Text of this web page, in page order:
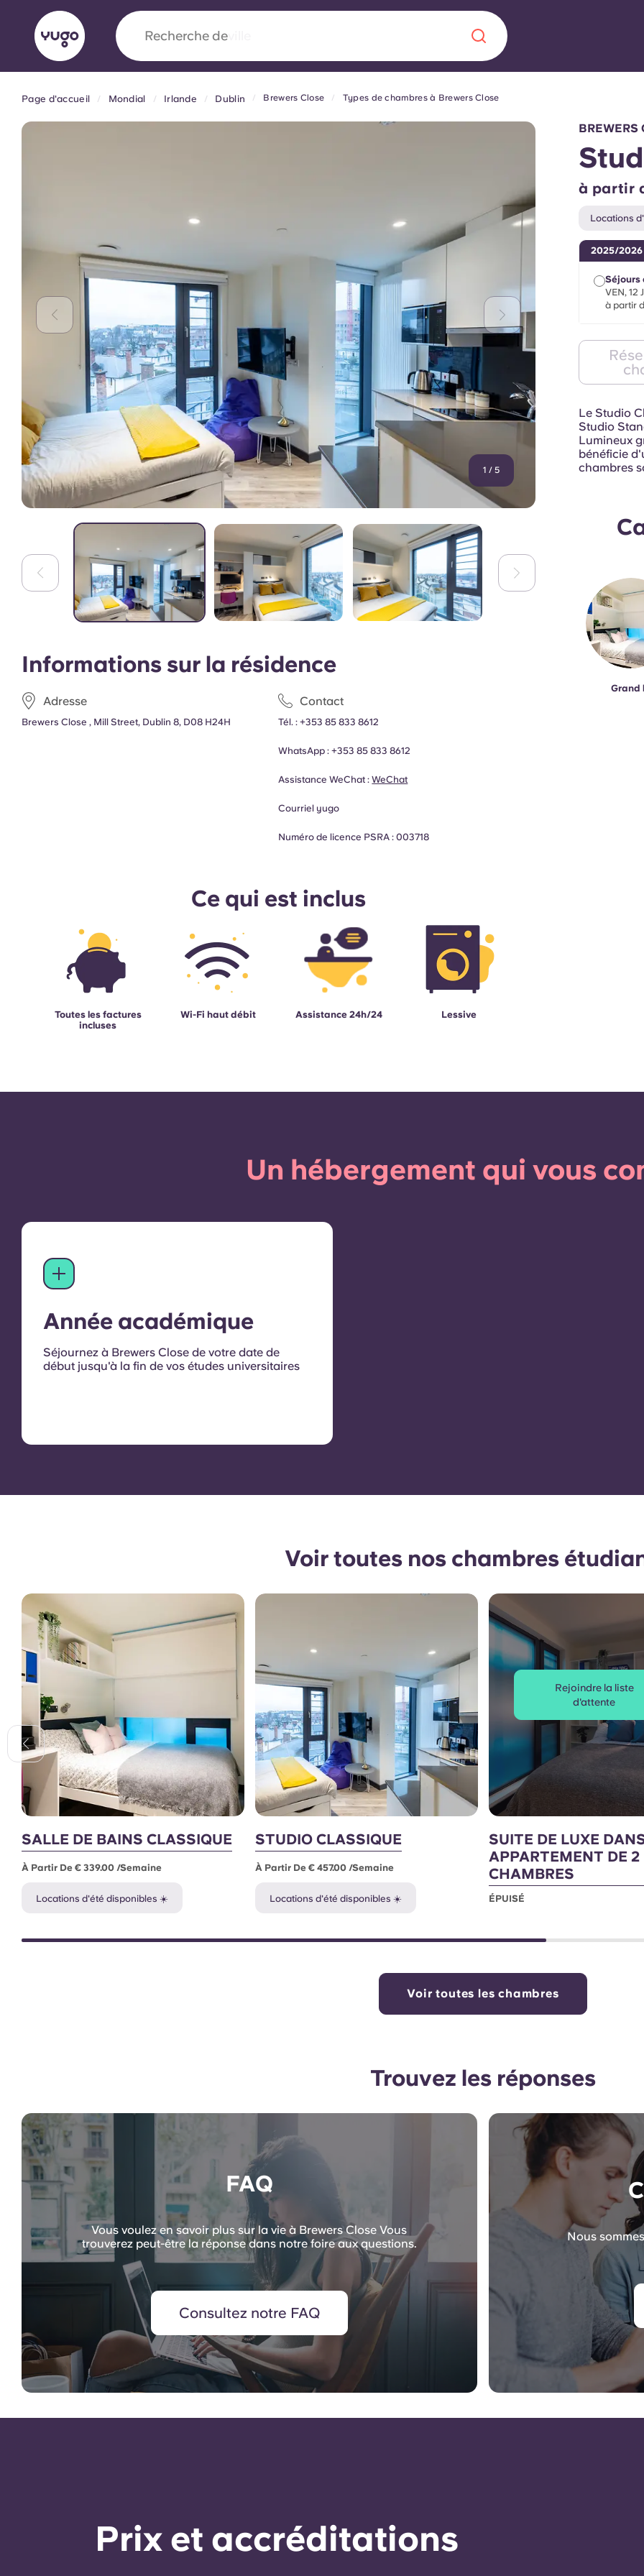
Recherche de
À proposLieuxPlus
Yugo x VCARB : À l'avant-garde d'une
nouvelle ère pour le logement étudiant
Yugo Le partenariat novateur de [nom de l'entreprise] avec
VCARB alimente l'innovation, l'ambition et des moments
inoubliables pour les étudiants.
À propos de
English (GB) English (US) Chinese
Page d'accueil Mondial Irlande Dublin Brewers Close Types de chambres à Brewers Close
1 / 5
Informations sur la résidence
Adresse
Brewers Close , Mill Street, Dublin 8, D08 H24H
Contact
Tél. :+353 85 833 8612
WhatsApp :+353 85 833 8612
Assistance WeChat : WeChat
Courriel yugo
Numéro de licence PSRA : 003718
Ce qui est inclus
Toutes les factures
incluses
Wi-Fi haut débit Assistance 24h/24 Lessive
BREWERS
à partir
Locations
2025/2026
Séjours
VEN, 12
à partir
Le Studio
Studio
Lumineux
bénéficie
chambres
Grand
Un hébergement qui vous
Année académique
Séjournez à Brewers Close de votre date de
début jusqu'à la fin de vos études universitaires
Voir toutes nos chambres
SALLE DE BAINS CLASSIQUE
À Partir De € 339.00 /semaine
Locations d'été disponibles ☀️
STUDIO CLASSIQUE
À Partir De € 457.00 /semaine
Locations d'été disponibles ☀️
Rejoindre la liste
d'attente
SUITE DE LUXE
APPARTEMENT DE 2
CHAMBRES
ÉPUISÉ
Voir toutes les chambres
Trouvez les réponses
FAQ
Vous voulez en savoir plus sur la vie à Brewers Close Vous
trouverez peut-être la réponse dans notre foire aux questions.
Consultez notre FAQ
Nous
Prix ​​et accréditations